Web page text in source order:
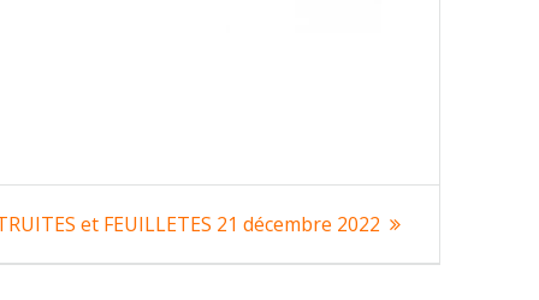
et FEUILLETES 21 décembre 2022